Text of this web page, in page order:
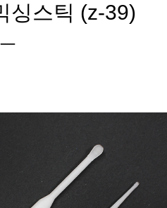
싱스틱 (z-39)
ㅡ